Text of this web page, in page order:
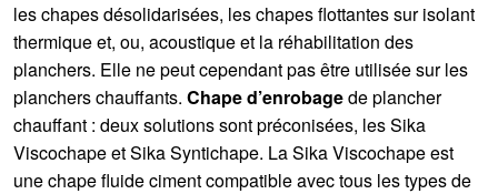
les chapes désolidarisées, les chapes flottantes sur isolant
thermique et, ou, acoustique et la réhabilitation des
planchers. Elle ne peut cependant pas être utilisée sur les
planchers chauffants. Chape d’enrobagede plancher
chauffant : deux solutions sont préconisées, les Sika
Viscochape et Sika Syntichape. La Sika Viscochape est
une chape fluide ciment compatible avec tous les types de